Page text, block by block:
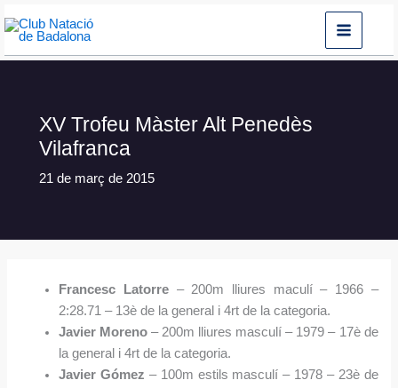
al
contingut
XV Trofeu Màster Alt Penedès
Vilafranca
21 de març de 2015
Francesc Latorre– 200m lliures maculí – 1966 –
2:28.71 – 13è de la general i 4rt de la categoria.
Javier Moreno – 200m lliures masculí – 1979 – 17è de
la general i 4rt de la categoria.
Javier Gómez – 100m estils masculí – 1978 – 23è de